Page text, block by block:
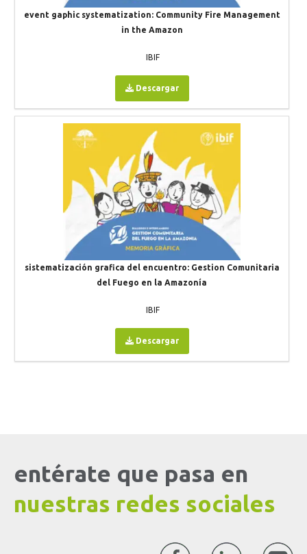
event gaphic systematization: Community Fire Management
in the Amazon
IBIF
Descargar
sistematización grafica del encuentro: Gestion Comunitaria
del Fuego en la Amazonía
IBIF
Descargar
entérate que pasa en
nuestras redes sociales